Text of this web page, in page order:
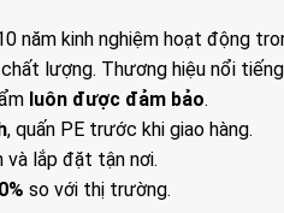
tại
là:
1.800.000₫.
năm kinh nghiệm hoạt động
lượng. Thương hiệu nổi
luôn được đảm bảo.
, quấn PE trước khi giao hàng.
và lắp đặt tận nơi.
so với thị trường.